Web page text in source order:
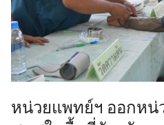
หน่วยแพทย์ฯ ออกหน่